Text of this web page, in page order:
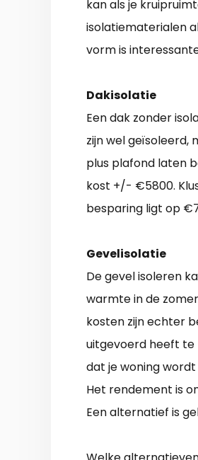
kan als je
isolatiematerialen
vorm is
Dakisolatie
Een dak zonder
zijn wel geïsoleerd,
plus plafond laten
kost +/- €5800.
besparing ligt op
Gevelisolatie
De gevel isoleren
warmte in de
kosten zijn echter
uitgevoerd heeft te
dat je woning wordt
Het rendement is
Een alternatief is